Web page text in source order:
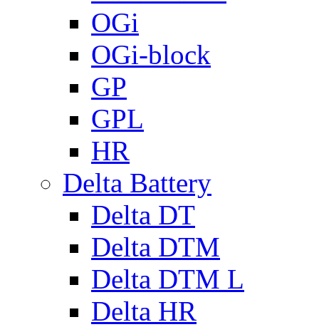
OGi
OGi-block
GP
GPL
HR
Delta Battery
Delta DT
Delta DTM
Delta DTM L
Delta HR